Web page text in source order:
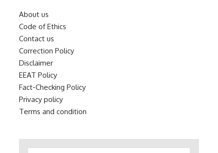
About us
Code of Ethics
Contact us
Correction Policy
Disclaimer
EEAT Policy
Fact-Checking Policy
Privacy policy
Terms and condition